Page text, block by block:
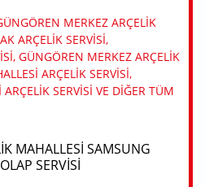
MERKEZ ARÇELIK
ARÇELIK SERVISI,
GÜNGÖREN MERKEZ ARÇELIK
ARÇELIK SERVISI,
SERVISI VE DIĞER TÜM
MAHALLESI SAMSUNG
SERVISI